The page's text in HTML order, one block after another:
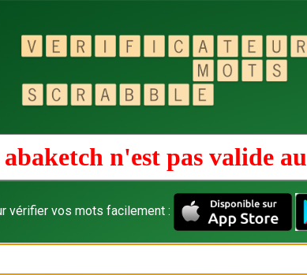
n'est pas valide au
vérifier vos mots facilement :